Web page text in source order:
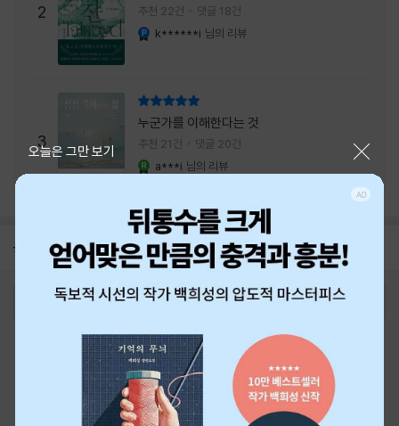
2
주는 실감과 미스터리 사건의 치밀함이 이루어
내는 최상의 시너지...
추천 22건 댓글 18건
k******i 님의 리뷰
3
누군가를 이해한다는 것
추천 21건 댓글 20건
a***i 님의 리뷰
공지 26년 NBCI 수상 안내
2026-08-01
오늘은 그만 보기
로그인 최근 본 상품 주문/배송
고객센터 1544-3800 티켓 1544-6399
중고샵 1566-4295
eBook 1:1문의/채팅상담
예스이십사(주) 사업자 정보
이용약관
개인정보처리방침
청소년보호정책